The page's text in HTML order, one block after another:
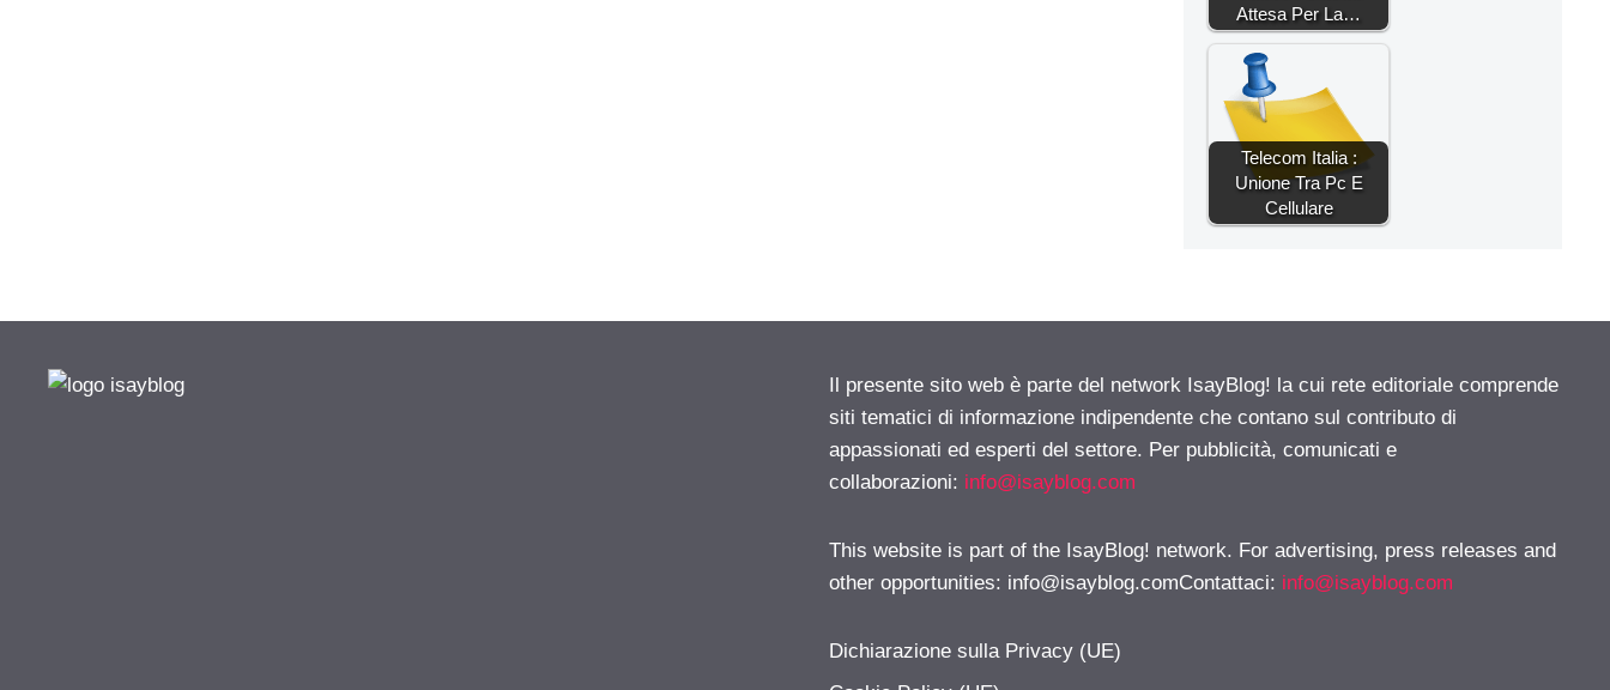
Attesa Per La…
Telecom Italia :
Unione Tra Pc E
Cellulare
Il presente sito web è parte del network IsayBlog! la cui rete editoriale comprende
siti tematici di informazione indipendente che contano sul contributo di
appassionati ed esperti del settore. Per pubblicità, comunicati e
collaborazioni: info@isayblog.com
This website is part of the IsayBlog! network. For advertising, press releases and
other opportunities: info@isayblog.comContattaci: info@isayblog.com
Dichiarazione sulla Privacy (UE)